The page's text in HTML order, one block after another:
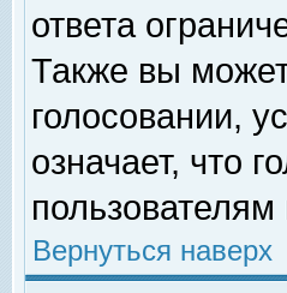
ответа
Также вы
голосовании,
означает, что
Вернуться наверх